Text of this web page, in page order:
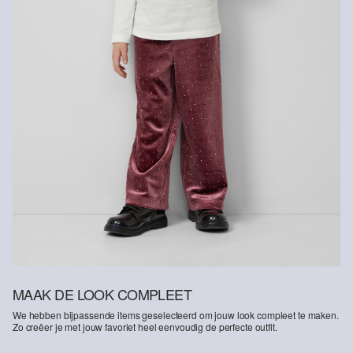
MAAK DE LOOK COMPLEET
We hebben bijpassende items geselecteerd om jouw look compleet te maken.
Zo creëer je met jouw favoriet heel eenvoudig de perfecte outfit.